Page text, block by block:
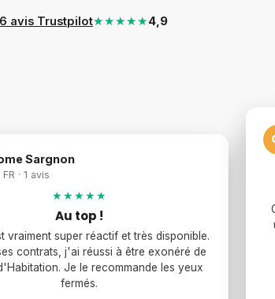
avis Trustpilot★★★★★4,9
Sargnon
FR · 1 avis
★★★★★
Au top !
vraiment super réactif et très disponible.
contrats, j'ai réussi à être exonéré de
Je le recommande les yeux
fermés.